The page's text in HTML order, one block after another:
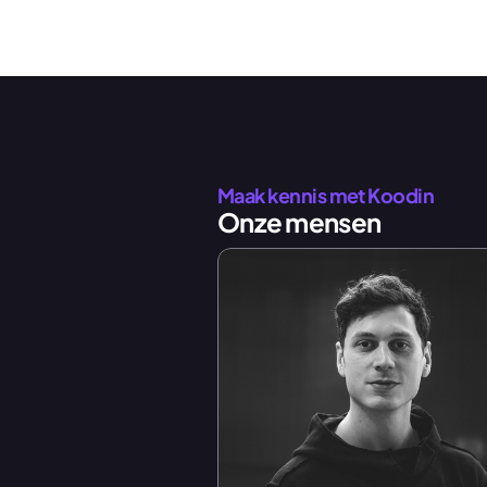
Maak kennis met Koodin
Onze mensen